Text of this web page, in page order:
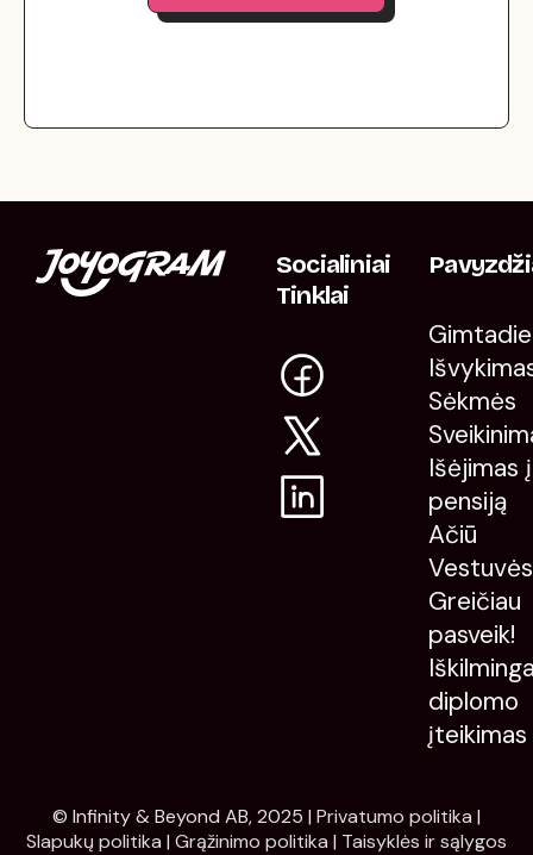
Socialiniai
Tinklai
Sėkmės
Išėjimas į
pensiją
Ačiū
Vestuvės
Greičiau
pasveik!
diplomo
įteikimas
© Infinity & Beyond AB, 2025 | Privatumo politika |
Slapukų politika | Grąžinimo politika | Taisyklės ir sąlygos